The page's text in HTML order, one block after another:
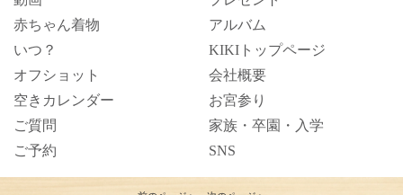
赤ちゃん着物
いつ？
オフショット
空きカレンダー
ご質問
ご予約
アルバム
KIKIトップページ
会社概要
お宮参り
家族・卒園・入学
SNS